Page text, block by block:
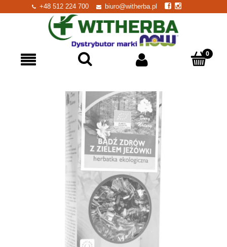
+48 512 224 700 biuro@witherba.pl